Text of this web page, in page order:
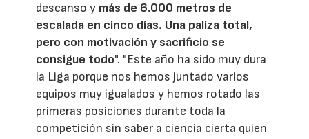
descanso y más de 6.000 metros de
escalada en cinco días. Una paliza total,
pero con motivación y sacrificio se
consigue todo". "Este año ha sido muy dura
la Liga porque nos hemos juntado varios
equipos muy igualados y hemos rotado las
primeras posiciones durante toda la
competición sin saber a ciencia cierta quien